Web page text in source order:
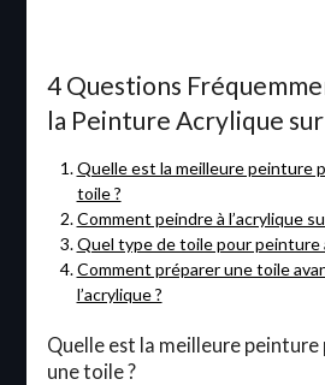
4 Questions
la Peinture Acrylique
Quelle est la meilleure peinture
toile ?
Comment peindre à l’acrylique
Quel type de toile pour peinture
Comment préparer une toile
l’acrylique ?
Quelle est la meilleure peinture
une toile ?